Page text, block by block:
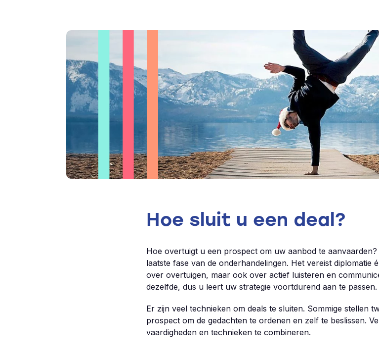
Hoe sluit u een deal?
Hoe overtuigt u een prospect om uw aanbod te
laatste fase van de onderhandelingen. Het vereist diplomatie
over overtuigen, maar ook over actief luisteren en
dezelfde, dus u leert uw strategie voortdurend aan te
Er zijn veel technieken om deals te sluiten. Sommige stellen
prospect om de gedachten te ordenen en zelf te beslissen.
vaardigheden en technieken te combineren.